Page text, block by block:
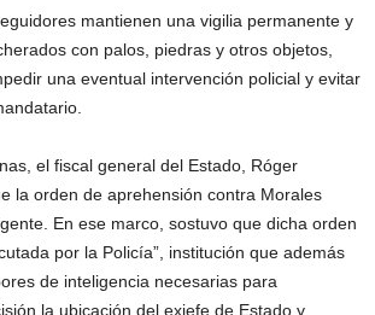
mantienen una vigilia permanente y
con palos, piedras y otros objetos,
una eventual intervención policial y evitar
el fiscal general del Estado, Róger
la orden de aprehensión contra Morales
En ese marco, sostuvo que dicha orden
por la Policía”, institución que además
de inteligencia necesarias para
la ubicación del exjefe de Estado y